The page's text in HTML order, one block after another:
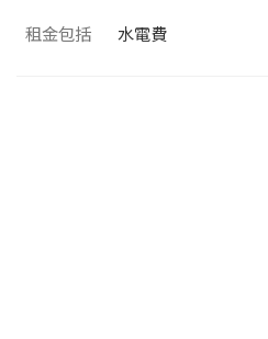
租金包括 水電費